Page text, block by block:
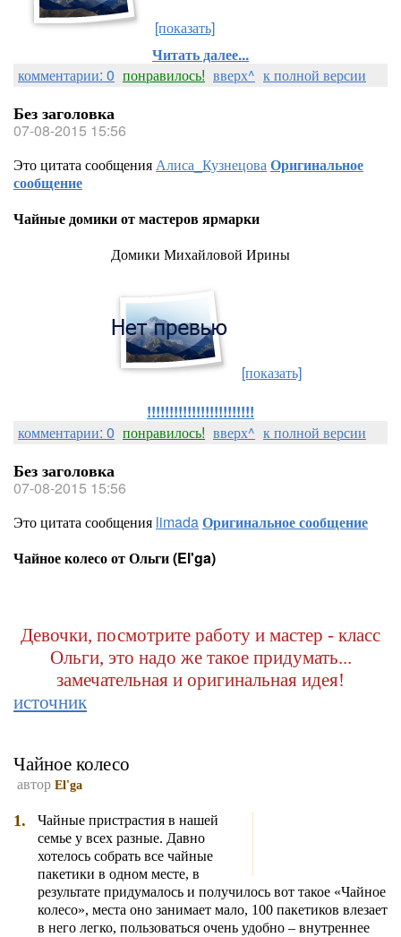
[показать]
Читать далее...
комментарии: 0 понравилось! вверх^ к полной версии
Без заголовка
07-08-2015 15:56
Это цитата сообщенияАлиса_КузнецоваОригинальное
сообщение
Чайные домики от мастеров ярмарки
Домики Михайловой Ирины
[показать]
!!!!!!!!!!!!!!!!!!!!!!!!
комментарии: 0 понравилось! вверх^ к полной версии
Без заголовка
07-08-2015 15:56
Это цитата сообщения limadaОригинальное сообщение
Чайное колесо от Ольги (El'ga)
Девочки, посмотрите работу и мастер - класс
Ольги, это надо же такое придумать...
замечательная и оригинальная идея!
источник
Чайное колесо
автор El'ga
1.
Чайные пристрастия в нашей
семье у всех разные. Давно
хотелось собрать все чайные
пакетики в одном месте, в
результате придумалось и получилось вот такое «Чайное
колесо», места оно занимает мало, 100 пакетиков влезает
в него легко, пользоваться очень удобно – внутреннее